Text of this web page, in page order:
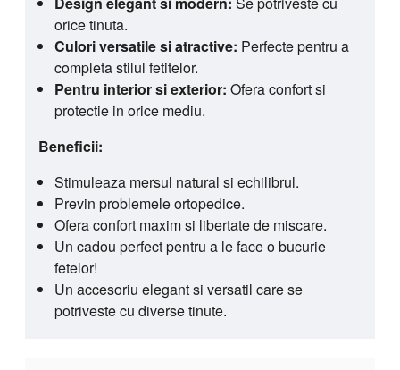
orice tinuta.
Culori versatile si atractive: Perfecte pentru a
completa stilul fetitelor.
Pentru interior si exterior: Ofera confort si
protectie in orice mediu.
Beneficii:
Stimuleaza mersul natural si echilibrul.
Previn problemele ortopedice.
Ofera confort maxim si libertate de miscare.
Un cadou perfect pentru a le face o bucurie
fetelor!
Un accesoriu elegant si versatil care se
potriveste cu diverse tinute.